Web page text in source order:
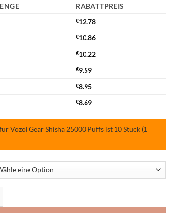
RABATTPREIS
€12.78
€10.86
€10.22
€9.59
€8.95
€8.69
Vozol Gear Shisha 25000 Puffs ist 10 Stück (1